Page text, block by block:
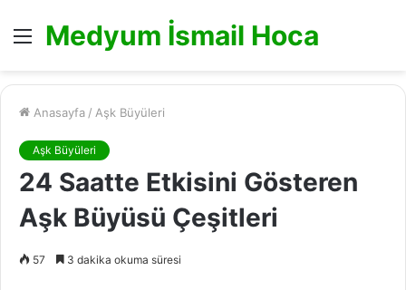
MenüMedyum İsmail Hoca
Anasayfa / Aşk Büyüleri
Aşk Büyüleri
24 Saatte Etkisini Gösteren
Aşk Büyüsü Çeşitleri
57 3 dakika okuma süresi